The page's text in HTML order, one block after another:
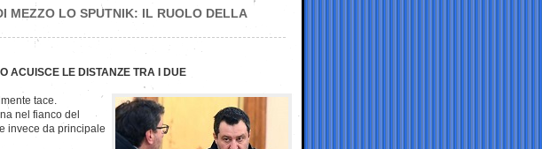
MEZZO LO SPUTNIK: IL RUOLO DELLA
ACUISCE LE DISTANZE TRA I DUE
tace.
nel fianco del
invece da principale